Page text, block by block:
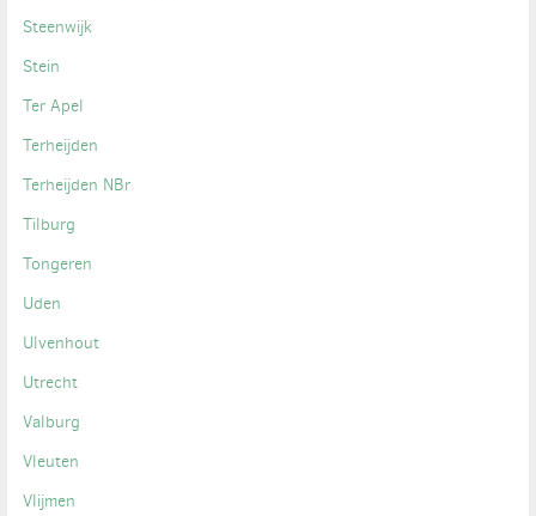
Steenwijk
Stein
Ter Apel
Terheijden
Terheijden NBr
Tilburg
Tongeren
Uden
Ulvenhout
Utrecht
Valburg
Vleuten
Vlijmen